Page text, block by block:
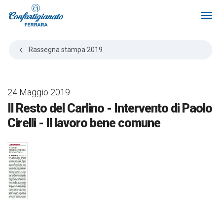
Rassegna stampa 2019
24 Maggio 2019
Il Resto del Carlino - Intervento di Paolo
Cirelli - Il lavoro bene comune